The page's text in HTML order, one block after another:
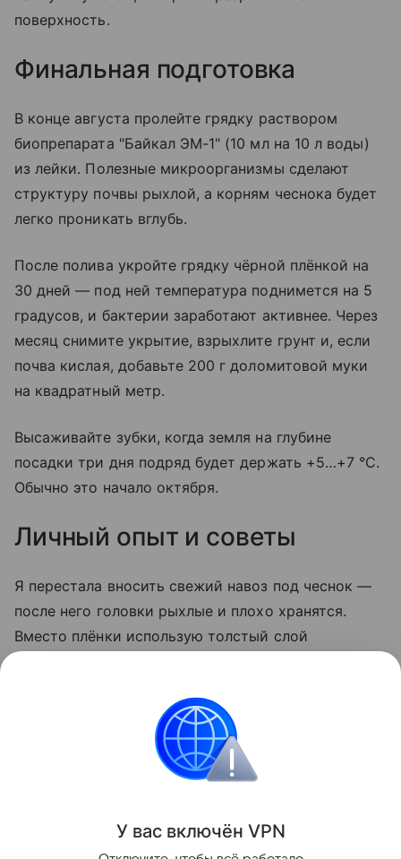
поверхность.
Финальная подготовка
В конце августа пролейте грядку раствором
биопрепарата "Байкал ЭМ-1" (10 мл на 10 л воды)
из лейки. Полезные микроорганизмы сделают
структуру почвы рыхлой, а корням чеснока будет
легко проникать вглубь.
После полива укройте грядку чёрной плёнкой на
30 дней — под ней температура поднимется на 5
градусов, и бактерии заработают активнее. Через
месяц снимите укрытие, взрыхлите грунт и, если
почва кислая, добавьте 200 г доломитовой муки
на квадратный метр.
Высаживайте зубки, когда земля на глубине
посадки три дня подряд будет держать +5…+7 °C.
Обычно это начало октября.
Личный опыт и советы
Я перестала вносить свежий навоз под чеснок —
после него головки рыхлые и плохо хранятся.
Вместо плёнки использую толстый слой
лакмусовой бумажкой — на кислых грядках
чеснок болеет даже при хорошем уходе.
У вас включён VPN